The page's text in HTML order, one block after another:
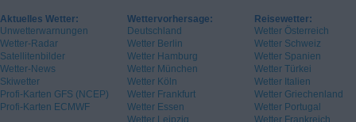
Aktuelles Wetter:
Unwetterwarnungen
Wetter-Radar
Satellitenbilder
Wetter-News
Skiwetter
Profi-Karten GFS (NCEP)
Profi-Karten ECMWF
Wettervorhersage:
Deutschland
Wetter Berlin
Wetter Hamburg
Wetter München
Wetter Köln
Wetter Frankfurt
Wetter Essen
Reisewetter:
Wetter Österreich
Wetter Schweiz
Wetter Spanien
Wetter Türkei
Wetter Italien
Wetter Griechenland
Wetter Portugal